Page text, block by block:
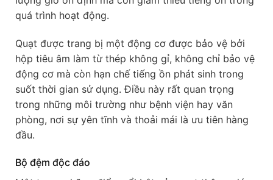
quá trình hoạt động.
Quạt được trang bị một động cơ được bảo vệ bởi
hộp tiêu âm làm từ thép không gỉ, không chỉ bảo vệ
động cơ mà còn hạn chế tiếng ồn phát sinh trong
suốt thời gian sử dụng. Điều này rất quan trọng
trong những môi trường như bệnh viện hay văn
phòng, nơi sự yên tĩnh và thoải mái là ưu tiên hàng
đầu.
Bộ đệm độc đáo